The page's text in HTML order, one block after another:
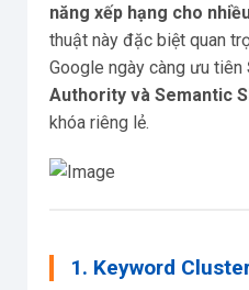
năng xếp hạng cho
thuật này đặc biệt quan
Google ngày càng ưu tiên
Authority và Semantic
khóa riêng lẻ.
1. Keyword